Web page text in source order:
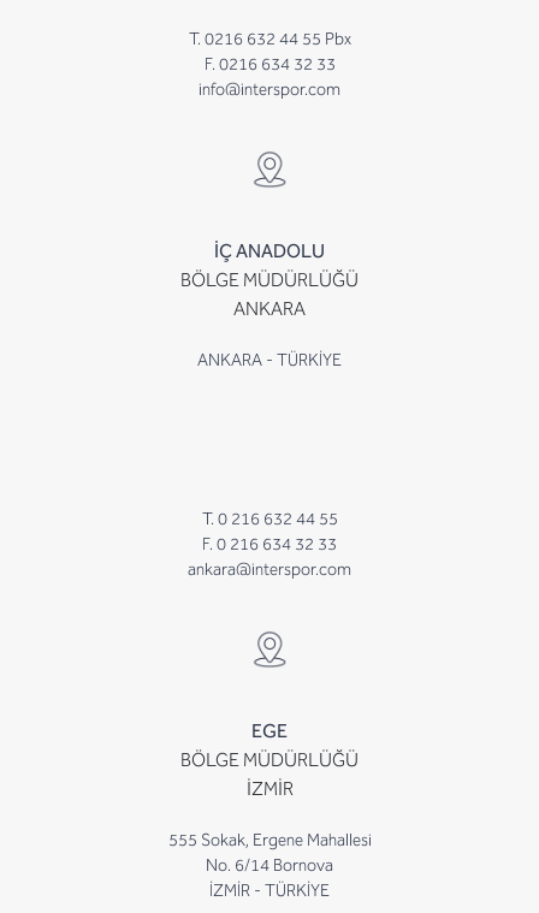
T. 0216 632 44 55 Pbx
F. 0216 634 32 33
info@interspor.com
İÇ ANADOLU
BÖLGE MÜDÜRLÜĞÜ
ANKARA
ANKARA - TÜRKİYE
T. 0 216 632 44 55
F. 0 216 634 32 33
ankara@interspor.com
EGE
BÖLGE MÜDÜRLÜĞÜ
İZMİR
555 Sokak, Ergene Mahallesi
No. 6/14 Bornova
İZMİR - TÜRKİYE